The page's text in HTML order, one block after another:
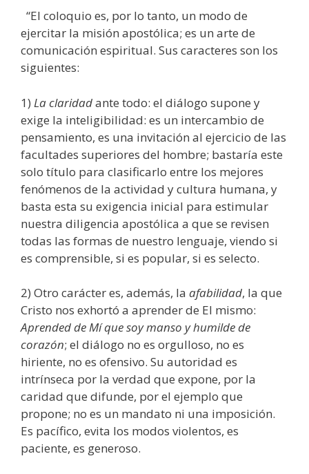
“El coloquio es, por lo tanto, un modo de
ejercitar la misión apostólica; es un arte de
comunicación espiritual. Sus caracteres son los
siguientes:
1) La claridadante todo: el diálogo supone y
exige la inteligibilidad: es un intercambio de
pensamiento, es una invitación al ejercicio de las
facultades superiores del hombre; bastaría este
solo título para clasificarlo entre los mejores
fenómenos de la actividad y cultura humana, y
basta esta su exigencia inicial para estimular
nuestra diligencia apostólica a que se revisen
todas las formas de nuestro lenguaje, viendo si
es comprensible, si es popular, si es selecto.
2) Otro carácter es, además, la afabilidad, la que
Cristo nos exhortó a aprender de El mismo:
Aprended de Mí que soy manso y humilde de
corazón; el diálogo no es orgulloso, no es
hiriente, no es ofensivo. Su autoridad es
intrínseca por la verdad que expone, por la
caridad que difunde, por el ejemplo que
propone; no es un mandato ni una imposición.
Es pacífico, evita los modos violentos, es
paciente, es generoso.